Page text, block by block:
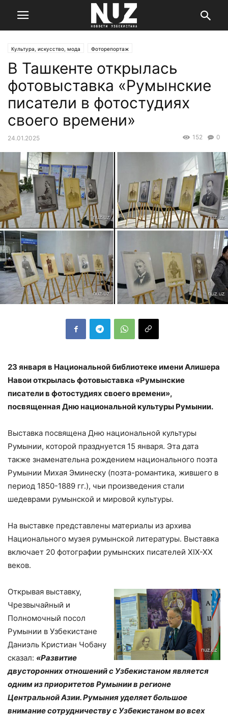
Культура, искусство, мода Фоторепортаж
В Ташкенте открылась
фотовыставка «Румынские
писатели в фотостудиях
своего времени»
24.01.2025 0
152
23 января в Национальной библиотеке имени Алишера
Навои открылась фотовыставка «Румынские
писатели в фотостудиях своего времени»,
посвященная Дню национальной культуры Румынии.
Выставка посвящена Дню национальной культуры
Румынии, которой празднуется 15 января. Эта дата
также знаменательна рождением национального поэта
Румынии Михая Эминеску (поэта-романтика, жившего в
период 1850-1889 гг.), чьи произведения стали
шедеврами румынской и мировой культуры.
На выставке представлены материалы из архива
Национального музея румынской литературы. Выставка
включает 20 фотографии румынских писателей XIX-XX
веков.
Открывая выставку,
Чрезвычайный и
Полномочный посол
Румынии в Узбекистане
Даниэль Кристиан Чобану
сказал: «Развитие
двусторонних отношений с Узбекистаном является
одним из приоритетов Румынии в регионе
Центральной Азии. Румыния уделяет большое
внимание сотрудничеству с Узбекистаном во всех